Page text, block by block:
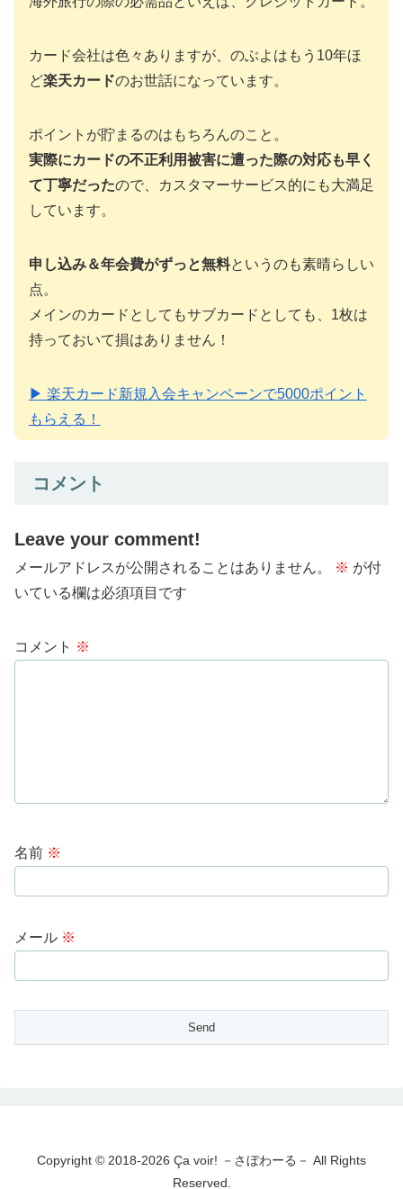
カード会社は色々ありますが、のぶよはもう10年ほ
ど楽天カードのお世話になっています。
ポイントが貯まるのはもちろんのこと。
実際にカードの不正利用被害に遭った際の対応も早く
て丁寧だったので、カスタマーサービス的にも大満足
しています。
申し込み＆年会費がずっと無料というのも素晴らしい
点。
メインのカードとしてもサブカードとしても、1枚は
持っておいて損はありません！
▶ 楽天カード新規入会キャンペーンで5000ポイント
もらえる！
コメント
Leave your comment!
メールアドレスが公開されることはありません。 ※ が付
いている欄は必須項目です
コメント ※
名前 ※
メール ※
Copyright © 2018-2026 Ça voir! －さぼわーる－ All Rights
Reserved.